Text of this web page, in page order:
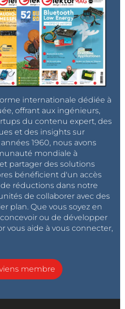
internationale dédiée à
offrant aux ingénieurs,
du contenu expert, des
et des insights sur
1960, nous avons
mondiale à
partager des solutions
bénéficient d'un accès
réductions dans notre
de collaborer avec des
plan. Que vous soyez en
ou de développer
vous aide à vous connecter,
membre